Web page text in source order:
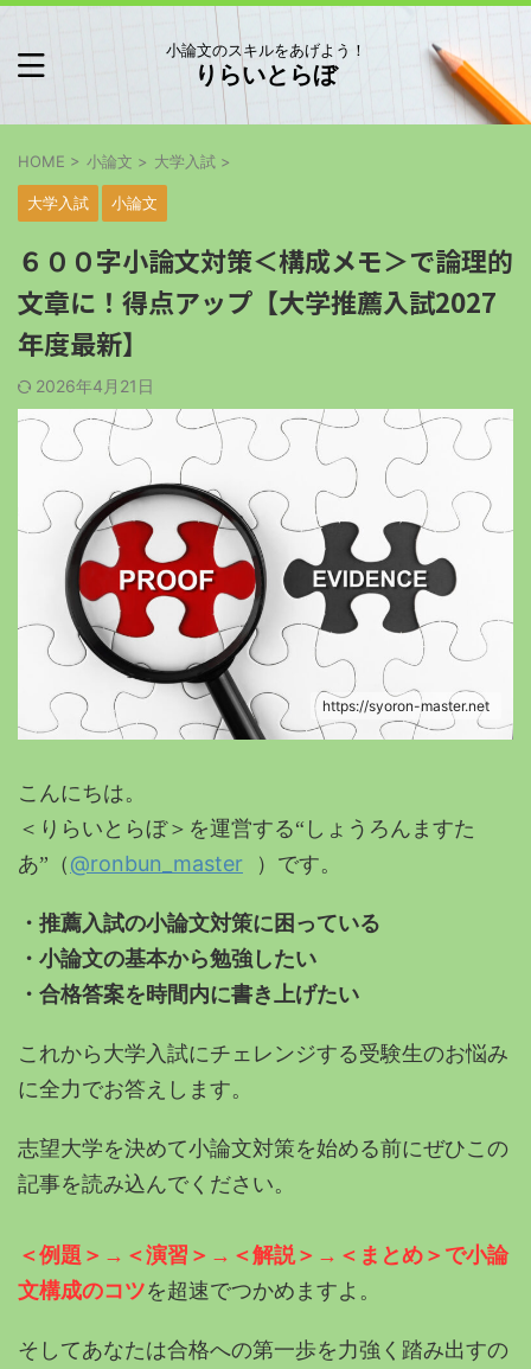
小論文のスキルをあげよう！
りらいとらぼ
HOME > 小論文 > 大学入試 >
大学入試 小論文
６００字小論文対策＜構成メモ＞で論理的
文章に！得点アップ【大学推薦入試2027
年度最新】
2026年4月21日
https://syoron-master.net
こんにちは。
＜りらいとらぼ＞を運営する“しょうろんますた
あ”（ @ronbun_master ）です。
・推薦入試の小論文対策に困っている
・小論文の基本から勉強したい
・合格答案を時間内に書き上げたい
これから大学入試にチェレンジする受験生のお悩み
に全力でお答えします。
志望大学を決めて小論文対策を始める前にぜひこの
記事を読み込んでください。
＜例題＞→＜演習＞→＜解説＞→＜まとめ＞で小論
文構成のコツを超速でつかめますよ。
そしてあなたは合格への第一歩を力強く踏み出すの